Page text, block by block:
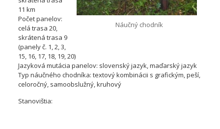
Náučný chodník
11 km
Počet panelov:
celá trasa 20,
skrátená trasa 9
(panely č. 1, 2, 3,
15, 16, 17, 18, 19, 20)
Jazyková mutácia panelov: slovenský jazyk, maďarský jazyk
Typ náučného chodníka: textový kombinácii s grafickým, peší,
celoročný, samoobslužný, kruhový
Stanovištia: